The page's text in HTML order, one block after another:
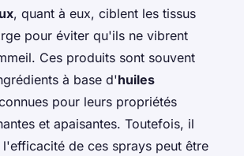
, quant à eux, ciblent les tissus
pour éviter qu'ils ne vibrent
Ces produits sont souvent
à base d'huiles
pour leurs propriétés
et apaisantes. Toutefois, il
de ces sprays peut être